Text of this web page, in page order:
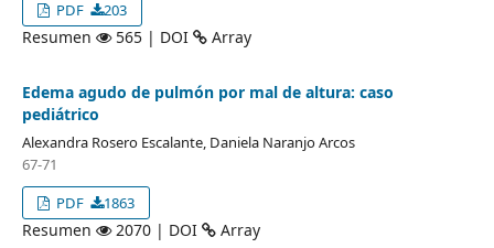
PDF
203
Resumen 565 | DOI Array
Edema agudo de pulmón por mal de altura: caso
pediátrico
Alexandra Rosero Escalante, Daniela Naranjo Arcos
67-71
PDF
1863
Resumen 2070 | DOI Array